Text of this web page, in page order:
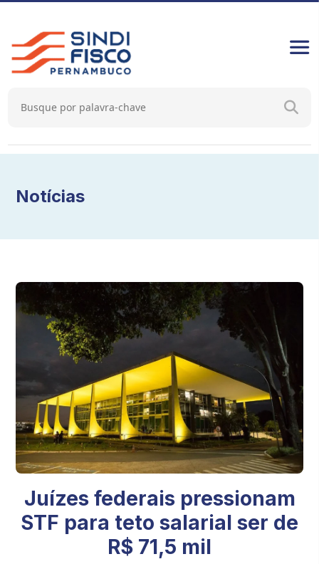
Notícias
Juízes federais pressionam
STF para teto salarial ser de
R$ 71,5 mil